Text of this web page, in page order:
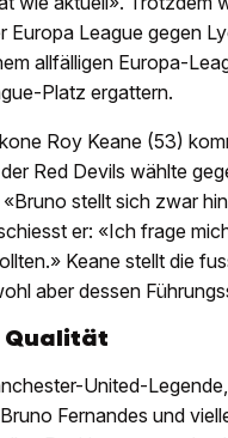
Europa League gegen
allfälligen Europa-
Platz ergattern.
Roy Keane (53)
Red Devils wählte
stellt sich zwar
er: «Ich frage
Keane stellt die
aber dessen
Qualität
United-
Fernandes und